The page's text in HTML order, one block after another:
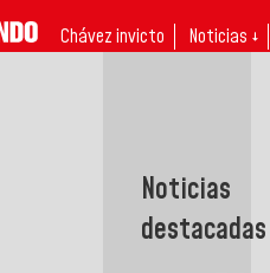
Chávez invicto Noticias ↓
Noticias
destacadas